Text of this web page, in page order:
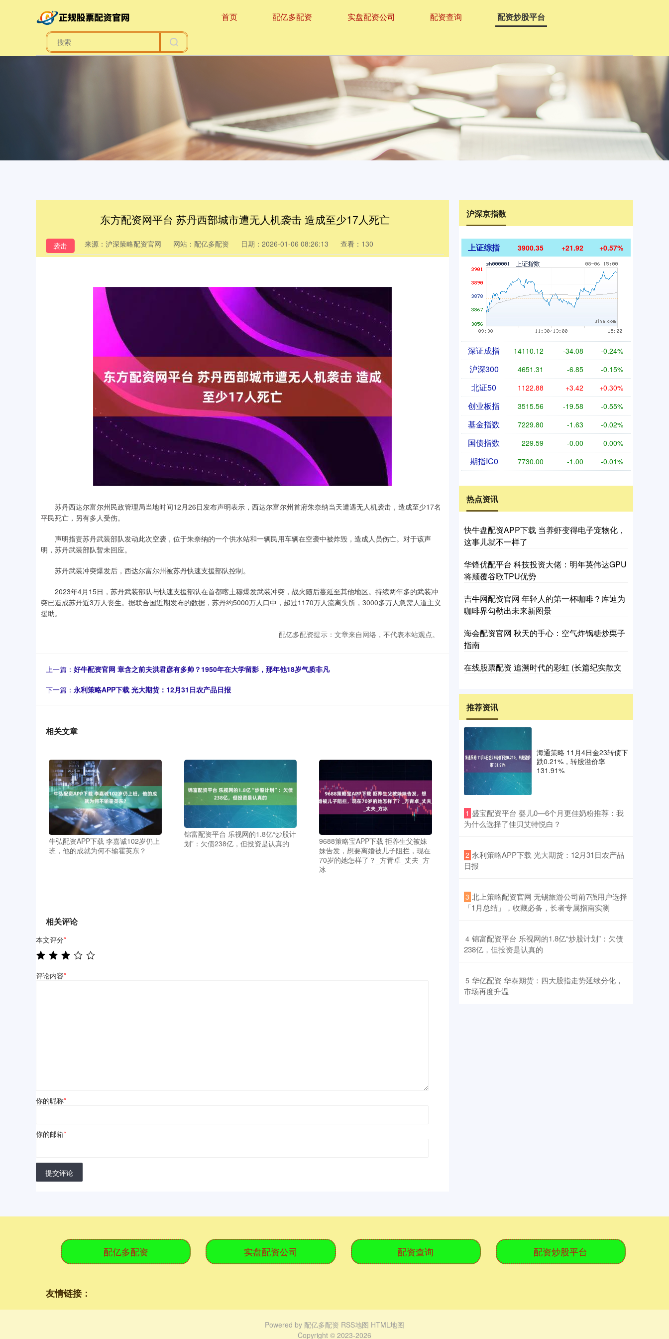
首页 配亿多配资 实盘配资公司 配资查询 配资炒股平台
东方配资网平台 苏丹西部城市遭无人机袭击 造成至少17人死亡
袭击 来源：沪深策略配资官网 网站：配亿多配资 日期：2026-01-06 08:26:13 查看：130
苏丹西达尔富尔州民政管理局当地时间12月26日发布声明表示，西达尔富尔州首府朱奈纳当天遭遇无人机袭击，造成至少17名
平民死亡，另有多人受伤。
声明指责苏丹武装部队发动此次空袭，位于朱奈纳的一个供水站和一辆民用车辆在空袭中被炸毁，造成人员伤亡。对于该声
明，苏丹武装部队暂未回应。
苏丹武装冲突爆发后，西达尔富尔州被苏丹快速支援部队控制。
2023年4月15日，苏丹武装部队与快速支援部队在首都喀土穆爆发武装冲突，战火随后蔓延至其他地区。持续两年多的武装冲
突已造成苏丹近3万人丧生。据联合国近期发布的数据，苏丹约5000万人口中，超过1170万人流离失所，3000多万人急需人道主义
援助。
配亿多配资提示：文章来自网络，不代表本站观点。
上一篇： 好牛配资官网 章含之前夫洪君彦有多帅？1950年在大学留影，那年他18岁气质非凡
下一篇： 永利策略APP下载 光大期货：12月31日农产品日报
相关文章
牛弘配资APP下载 李嘉诚102岁仍上
班，他的成就为何不输霍英东？
锦富配资平台 乐视网的1.8亿“炒股计
划”：欠债238亿，但投资是认真的
9688策略宝APP下载 拒养生父被妹
妹告发，想要离婚被儿子阻拦，现在
70岁的她怎样了？_方青卓_丈夫_方
冰
相关评论
本文评分*
评论内容*
你的昵称*
你的邮箱*
提交评论
沪深京指数
上证综指 3900.35 +21.92 +0.57%
深证成指 14110.12 -34.08 -0.24%
沪深300 4651.31 -6.85 -0.15%
北证50 1122.88 +3.42 +0.30%
创业板指 3515.56 -19.58 -0.55%
基金指数 7229.80 -1.63 -0.02%
国债指数 229.59 -0.00 0.00%
期指IC0 7730.00 -1.00 -0.01%
热点资讯
快牛盘配资APP下载 当养虾变得电子宠物化，
这事儿就不一样了
华锋优配平台 科技投资大佬：明年英伟达GPU
将颠覆谷歌TPU优势
吉牛网配资官网 年轻人的第一杯咖啡？库迪为
咖啡界勾勒出未来新图景
海会配资官网 秋天的手心：空气炸锅糖炒栗子
指南
在线股票配资 追溯时代的彩虹 (长篇纪实散文
推荐资讯
海通策略 11月4日金23转债下
跌0.21%，转股溢价率
131.91%
1 ​盛宝配资平台 婴儿0—6个月更佳奶粉推荐：我
为什么选择了佳贝艾特悦白？
2 ​永利策略APP下载 光大期货：12月31日农产品
日报
3 ​北上策略配资官网 无锡旅游公司前7强用户选择
「1月总结」，收藏必备，长者专属指南实测
4 ​锦富配资平台 乐视网的1.8亿“炒股计划”：欠债
238亿，但投资是认真的
5 ​华亿配资 华泰期货：四大股指走势延续分化，
市场再度升温
配亿多配资 实盘配资公司 配资查询 配资炒股平台
友情链接：
Powered by 配亿多配资 RSS地图 HTML地图
Copyright © 2023-2026